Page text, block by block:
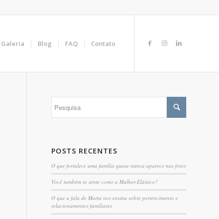
Galeria Blog FAQ Contato
POSTS RECENTES
O que fortalece uma família quase nunca aparece nas fotos
Você também se sente como a Mulher-Elástico?
O que a fala de Marta nos ensina sobre pertencimento e
relacionamentos familiares